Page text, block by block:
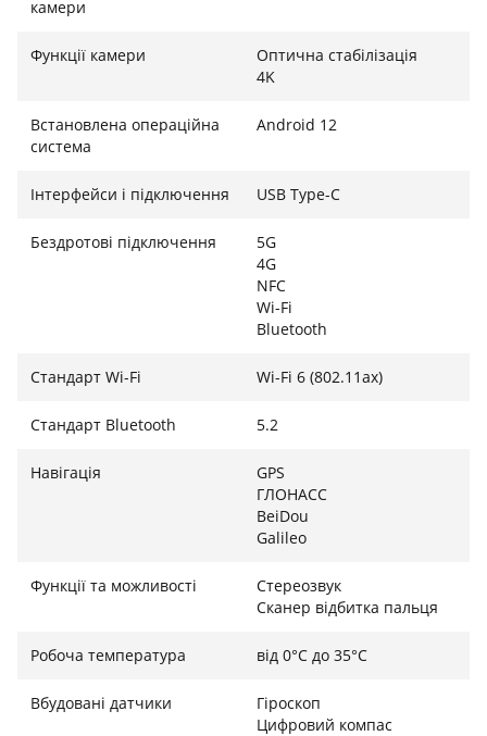
камери
Функції камери
Оптична стабілізація
4K
Встановлена ​​операційна
система
Android 12
Інтерфейси і підключення USB Type-C
Бездротові підключення
5G
4G
NFC
Wi-Fi
Bluetooth
Стандарт Wi-Fi Wi-Fi 6 (802.11ax)
Стандарт Bluetooth 5.2
Навігація
GPS
ГЛОНАСС
BeiDou
Galileo
Функції та можливості
Стереозвук
Сканер відбитка пальця
Робоча температура від 0°C до 35°C
Вбудовані датчики
Гіроскоп
Цифровий компас